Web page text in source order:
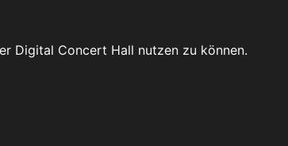
Digital Concert Hall nutzen zu können.